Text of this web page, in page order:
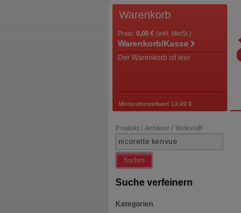
Warenkorb
Preis: 0,00 € (inkl. MwSt.)
Warenkorb/Kasse
Der Warenkorb ist leer
Mindestbestellwert 13,99 €
Produkt / Anbieter / Wirkstoff
Suchen
Suche verfeinern
Kategorien